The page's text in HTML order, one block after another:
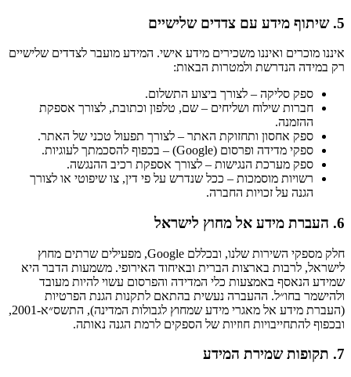
5. שיתוף מידע עם צדדים שלישיים
איננו מוכרים ואיננו משכירים מידע אישי. המידע מועבר לצדדים שלישיים
רק במידה הנדרשת ולמטרות הבאות:
ספק סליקה – לצורך ביצוע התשלום.
חברות שילוח ושליחים – שם, טלפון וכתובת, לצורך אספקת
ההזמנה.
ספק אחסון ותחזוקת האתר – לצורך תפעול טכני של האתר.
ספקי מדידה ופרסום (Google) – בכפוף להסכמתך לעוגיות.
ספק מערכת הנגישות – לצורך אספקת רכיב ההנגשה.
רשויות מוסמכות – ככל שנדרש על פי דין, צו שיפוטי או לצורך
הגנה על זכויות החברה.
6. העברת מידע אל מחוץ לישראל
חלק מספקי השירות שלנו, ובכללם Google, מפעילים שרתים מחוץ
לישראל, לרבות בארצות הברית ובאיחוד האירופי. משמעות הדבר היא
שמידע הנאסף באמצעות כלי המדידה והפרסום עשוי להיות מעובד
ולהישמר בחו״ל. ההעברה נעשית בהתאם לתקנות הגנת הפרטיות
(העברת מידע אל מאגרי מידע שמחוץ לגבולות המדינה), התשס״א-2001,
ובכפוף להתחייבויות חוזיות של הספקים לרמת הגנה נאותה.
7. תקופות שמירת המידע